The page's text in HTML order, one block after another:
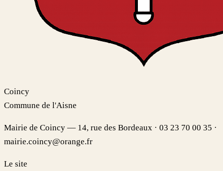
Coincy
Commune de l'Aisne
Mairie de Coincy — 14, rue des Bordeaux · 03 23 70 00 35 ·
mairie.coincy@orange.fr
Le site